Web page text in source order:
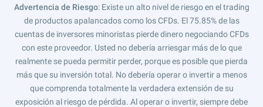
Advertencia de Riesgo: Existe un alto nivel de riesgo en el trading
de productos apalancados como los CFDs. El 75.85% de las
cuentas de inversores minoristas pierde dinero negociando CFDs
con este proveedor. Usted no debería arriesgar más de lo que
realmente se pueda permitir perder, porque es posible que pierda
más que su inversión total. No debería operar o invertir a menos
que comprenda totalmente la verdadera extensión de su
exposición al riesgo de pérdida. Al operar o invertir, siempre debe